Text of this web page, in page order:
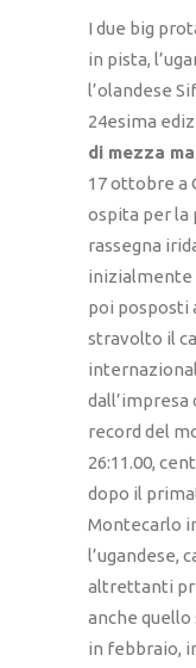
I due big
in pista,
l’olandese
24esima
di mezza
17 ottobre a
ospita per la
rassegna
inizialmente
poi posposti
stravolto il
dall’impresa
record del
26:11.00,
dopo il
Montecarlo
l’ugandese,
altrettanti
anche quello
in febbraio,